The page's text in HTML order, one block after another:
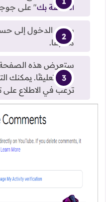
الخاصة بك" على
سجّل الدخول إلى
مسبقًا.
ستعرض هذه الصفحة
عليها تعليقًا. يمكنك
ترغب في الاطلاع على